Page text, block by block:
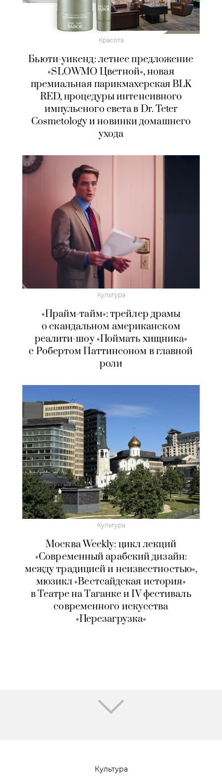
Красота
Бьюти-уикенд: летнее предложение
«SLOWMO Цветной», новая
премиальная парикмахерская BLK
RED, процедуры интенсивного
импульсного света в Dr. Teter
Cosmetology и новинки домашнего
ухода
Культура
«Прайм-тайм»: трейлер драмы
о скандальном американском
реалити-шоу «Поймать хищника»
с Робертом Паттинсоном в главной
роли
Культура
Москва Weekly: цикл лекций
«Современный арабский дизайн:
между традицией и неизвестностью»,
мюзикл «Вестсайдская история»
в Театре на Таганке и IV фестиваль
современного искусства
«Перезагрузка»
Культура